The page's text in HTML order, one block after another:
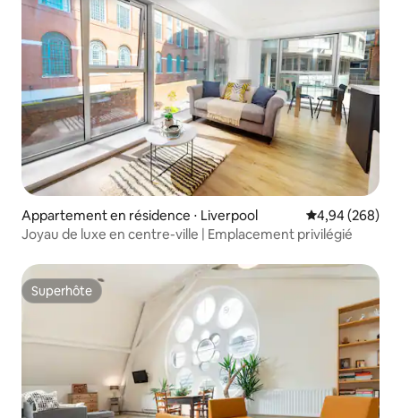
Appartement en résidence ⋅ Liverpool Évaluation
4,94 (268)
Joyau de luxe en centre-ville | Emplacement privilégié
Superhôte
Superhôte